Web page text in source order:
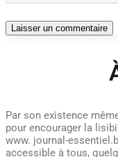
Par son existence
pour encourager la
www. journal-
accessible à tous,